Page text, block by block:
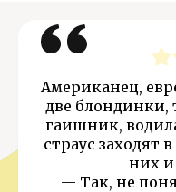
Американец,
две блондинки,
гаишник,
страус заходят
них и
— Так, не